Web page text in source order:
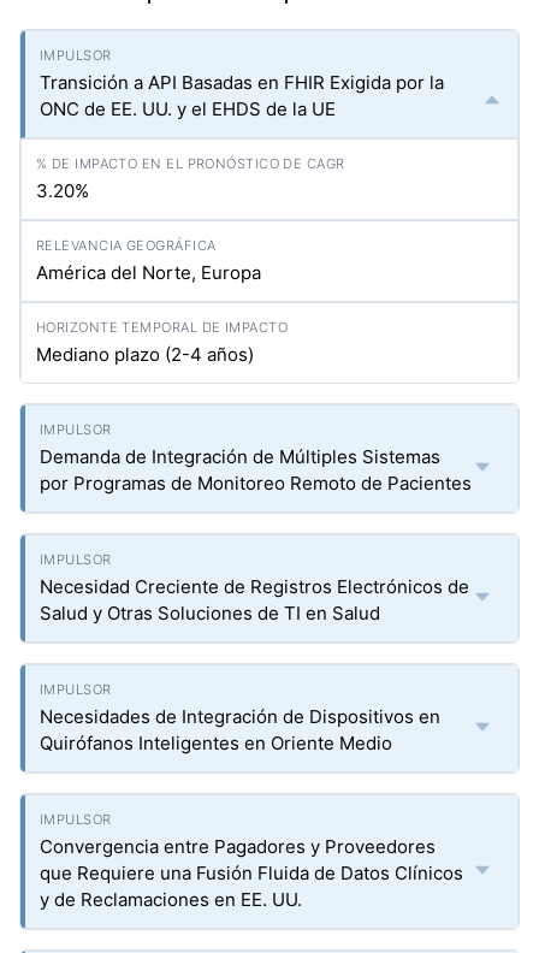
Transición a API Basadas en FHIR Exigida por la
ONC de EE. UU. y el EHDS de la UE
3.20%
América del Norte, Europa
Mediano plazo (2-4 años)
Demanda de Integración de Múltiples Sistemas
por Programas de Monitoreo Remoto de Pacientes
Necesidad Creciente de Registros Electrónicos de
Salud y Otras Soluciones de TI en Salud
Necesidades de Integración de Dispositivos en
Quirófanos Inteligentes en Oriente Medio
Convergencia entre Pagadores y Proveedores
que Requiere una Fusión Fluida de Datos Clínicos
y de Reclamaciones en EE. UU.